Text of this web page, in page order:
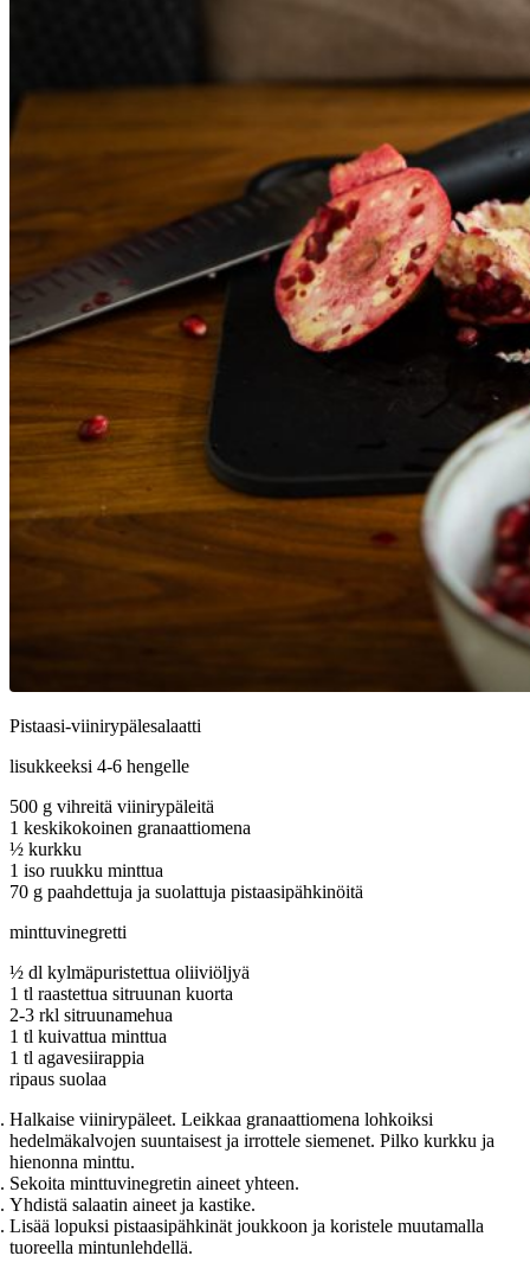
Pistaasi-viinirypälesalaatti
lisukkeeksi 4-6 hengelle
500 g vihreitä viinirypäleitä
1 keskikokoinen granaattiomena
½ kurkku
1 iso ruukku minttua
70 g paahdettuja ja suolattuja pistaasipähkinöitä
minttuvinegretti
½ dl kylmäpuristettua oliiviöljyä
1 tl raastettua sitruunan kuorta
2-3 rkl sitruunamehua
1 tl kuivattua minttua
1 tl agavesiirappia
ripaus suolaa
Halkaise viinirypäleet. Leikkaa granaattiomena lohkoiksi
hedelmäkalvojen suuntaisest ja irrottele siemenet. Pilko kurkku ja
hienonna minttu.
Sekoita minttuvinegretin aineet yhteen.
Yhdistä salaatin aineet ja kastike.
Lisää lopuksi pistaasipähkinät joukkoon ja koristele muutamalla
tuoreella mintunlehdellä.